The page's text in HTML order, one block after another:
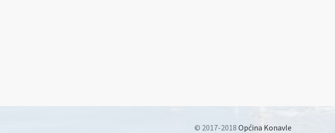
© 2017-2018 Općina Konavle